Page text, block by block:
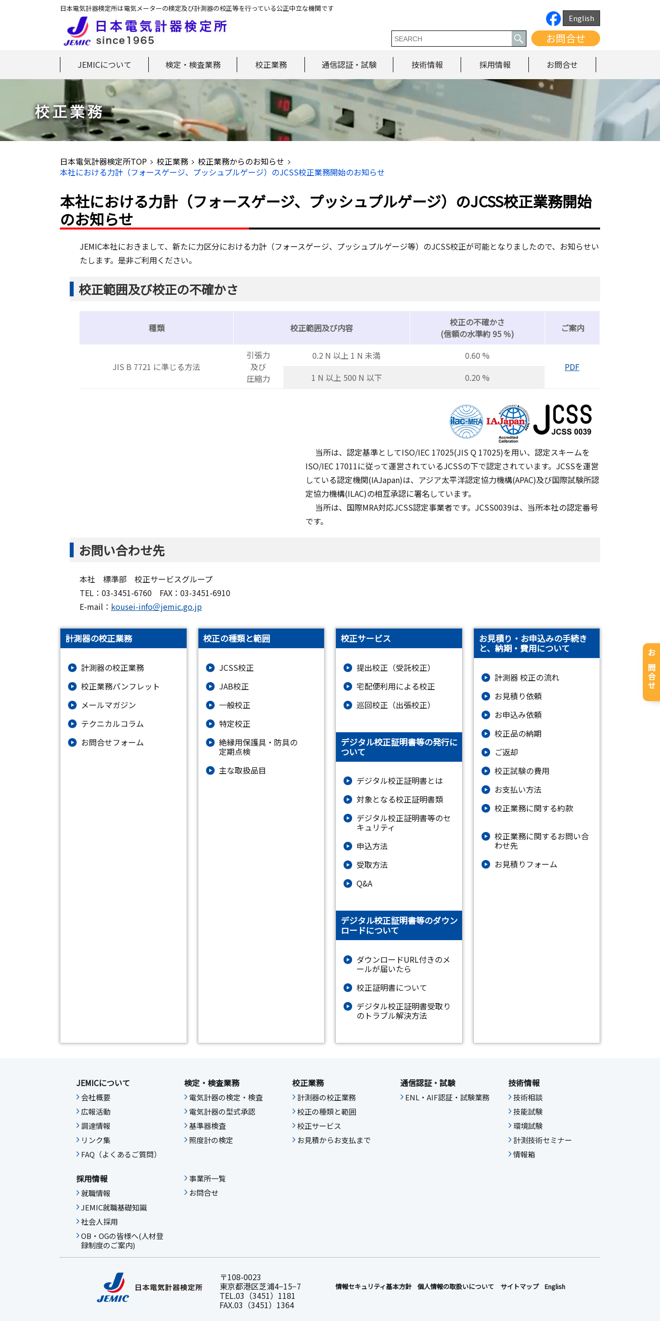
日本電気計器検定所は電気メーターの検定及び計測器の校正等を行っている公正中立な機関です
English
お問合せ
JEMICについて 検定・検査業務 校正業務 通信認証・試験 技術情報 採用情報 お問合せ
日本電気計器検定所TOP 校正業務
校正業務からのお知らせ
本社における力計（フォースゲージ、プッシュプルゲージ）のJCSS校正業務開始のお知らせ
本社における力計（フォースゲージ、プッシュプルゲージ）のJCSS校正業務開始
のお知らせ
JEMIC本社におきまして、新たに力区分における力計（フォースゲージ、プッシュプルゲージ等）のJCSS校正が可能となりましたので、お知らせい
たします。是非ご利用ください。
校正範囲及び校正の不確かさ
種類 校正範囲及び内容
校正の不確かさ
(信頼の水準約 95 ％)
ご案内
JIS B 7721 に準じる方法
引張力
及び
圧縮力
0.2 N 以上 1 N 未満
0.60 %
PDF
1 N 以上 500 N 以下
0.20 %
当所は、認定基準としてISO/IEC 17025(JIS Q 17025)を用い、認定スキームを
ISO/IEC 17011に従って運営されているJCSSの下で認定されています。JCSSを運営
している認定機関(IAJapan)は、アジア太平洋認定協力機構(APAC)及び国際試験所認
定協力機構(ILAC)の相互承認に署名しています。
当所は、国際MRA対応JCSS認定事業者です。JCSS0039は、当所本社の認定番号
です。
お問い合わせ先
本社 標準部 校正サービスグループ
TEL：03-3451-6760 FAX：03-3451-6910
E-mail： kousei-info＠jemic.go.jp
計測器の校正業務
計測器の校正業務
校正業務パンフレット
メールマガジン
テクニカルコラム
お問合せフォーム
校正の種類と範囲
JCSS校正
JAB校正
一般校正
特定校正
絶縁⽤保護具・防具の
定期点検
主な取扱品目
校正サービス
提出校正（受託校正）
宅配便利用による校正
巡回校正（出張校正）
デジタル校正証明書等の発行に
ついて
デジタル校正証明書とは
対象となる校正証明書類
デジタル校正証明書等のセ
キュリティ
申込方法
受取方法
Q&A
デジタル校正証明書等のダウン
ロードについて
ダウンロードURL付きのメ
ールが届いたら
校正証明書について
デジタル校正証明書受取り
のトラブル解決方法
お見積り・お申込みの手続き
と、納期・費用について
計測器 校正の流れ
お見積り依頼
お申込み依頼
校正品の納期
ご返却
校正試験の費用
お支払い方法
校正業務に関する約款
校正業務に関するお問い合
わせ先
お⾒積りフォーム
お問合せ
JEMICについて
会社概要
広報活動
調達情報
リンク集
FAQ（よくあるご質問）
検定・検査業務
電気計器の検定・検査
電気計器の型式承認
基準器検査
照度計の検定
校正業務
計測器の校正業務
校正の種類と範囲
校正サービス
お見積からお支払まで
通信認証・試験
ENL・AIF認証・試験業務
技術情報
技術相談
技能試験
環境試験
計測技術セミナー
情報箱
採用情報
就職情報
JEMIC就職基礎知識
社会人採用
OB・OGの皆様へ(人材登
録制度のご案内)
事業所一覧
お問合せ
〒108-0023
東京都港区芝浦4−15−7
TEL.03（3451）1181
FAX.03（3451）1364
情報セキュリティ基本⽅針 個人情報の取扱いについて サイトマップ English